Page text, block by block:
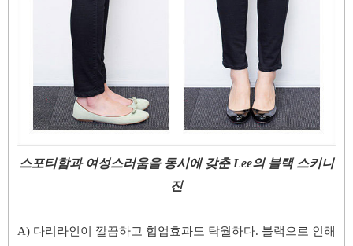
스포티함과 여성스러움을 동시에 갖춘 Lee의 블랙 스키니
진
A) 다리라인이 깔끔하고 힙업효과도 탁월하다. 블랙으로 인해